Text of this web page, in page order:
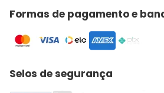
Formas de pagamento e
Selos de segurança